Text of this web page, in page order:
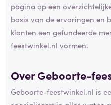
pagina op een
basis van de ervaringen en
klanten een gefundeerde
feestwinkel.nl vormen.
Over Geboorte-
Geboorte-feestwinkel.nl is